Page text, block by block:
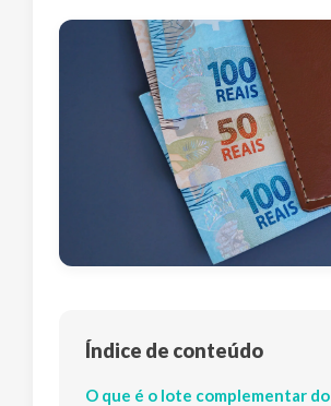
Índice de conteúdo
O que é o lote complementar do